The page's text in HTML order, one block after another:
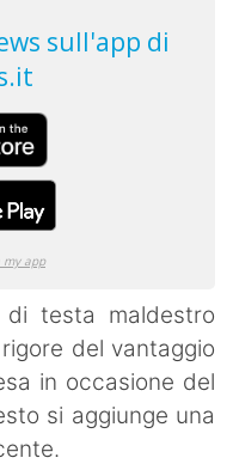
testa maldestro
del vantaggio
in occasione del
si aggiunge una